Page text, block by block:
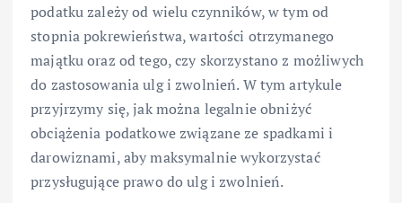
podatku zależy od wielu czynników, w tym od
stopnia pokrewieństwa, wartości otrzymanego
majątku oraz od tego, czy skorzystano z możliwych
do zastosowania ulg i zwolnień. W tym artykule
przyjrzymy się, jak można legalnie obniżyć
obciążenia podatkowe związane ze spadkami i
darowiznami, aby maksymalnie wykorzystać
przysługujące prawo do ulg i zwolnień.